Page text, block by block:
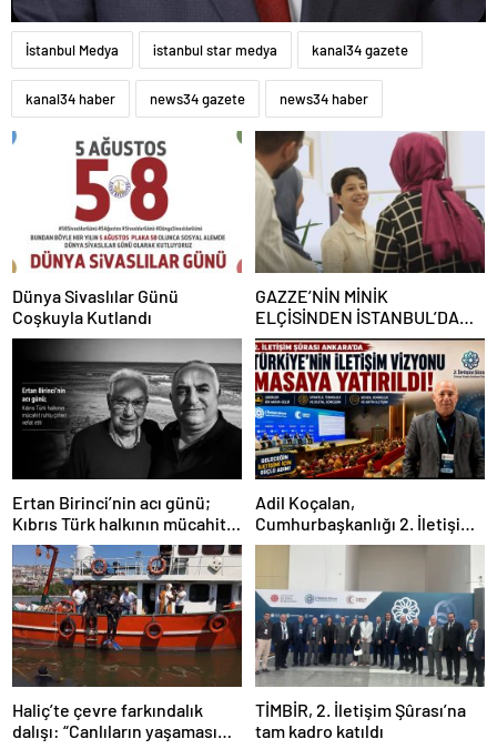
İstanbul Medya istanbul star medya kanal34 gazete
kanal34 haber news34 gazete news34 haber
Dünya Sivaslılar Günü
Coşkuyla Kutlandı
GAZZE’NİN MİNİK
ELÇİSİNDEN İSTANBUL’DA
DUYGUSAL MESAJ: “BURASI
BENİM İKİNCİ EVİM”
Ertan Birinci’nin acı günü;
Kıbrıs Türk halkının mücahit
ruhlu çınarı vefat etti
Adil Koçalan,
Cumhurbaşkanlığı 2. İletişim
Şûrası’na Katıldı
Haliç’te çevre farkındalık
dalışı: “Canlıların yaşaması
TİMBİR, 2. İletişim Şûrası’na
tam kadro katıldı